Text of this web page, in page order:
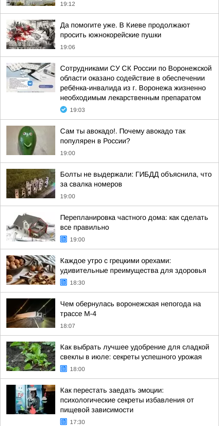
19:12
Да помогите уже. В Киеве продолжают
просить южнокорейские пушки
19:06
Сотрудниками СУ СК России по Воронежской
области оказано содействие в обеспечении
ребёнка-инвалида из г. Воронежа жизненно
необходимым лекарственным препаратом
19:03
Сам ты авокадо!. Почему авокадо так
популярен в России?
19:00
Болты не выдержали: ГИБДД объяснила, что
за свалка номеров
19:00
Перепланировка частного дома: как сделать
все правильно
19:00
Каждое утро с грецкими орехами:
удивительные преимущества для здоровья
18:30
Чем обернулась воронежская непогода на
трассе М-4
18:07
Как выбрать лучшее удобрение для сладкой
свеклы в июле: секреты успешного урожая
18:00
Как перестать заедать эмоции:
психологические секреты избавления от
пищевой зависимости
17:30